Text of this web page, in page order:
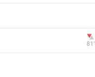
81‎’‎